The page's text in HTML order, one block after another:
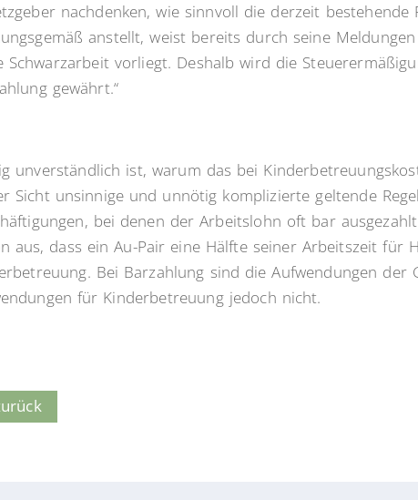
nachdenken, wie sinnvoll die derzeit
anstellt, weist bereits durch seine
Schwarzarbeit vorliegt. Deshalb wird die
gewährt.“
unverständlich ist, warum das bei
Sicht unsinnige und unnötig komplizierte geltende
bei denen der Arbeitslohn oft bar
aus, dass ein Au-Pair eine Hälfte seiner Arbeitszeit
Bei Barzahlung sind die Aufwendungen
für Kinderbetreuung jedoch nicht.